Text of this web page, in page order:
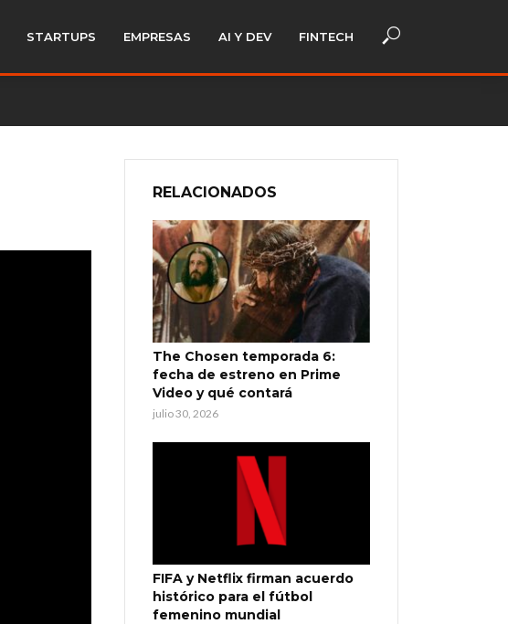
STARTUPS EMPRESAS AI Y DEV FINTECH
RELACIONADOS
The Chosen temporada 6:
fecha de estreno en Prime
Video y qué contará
julio 30, 2026
FIFA y Netflix firman acuerdo
histórico para el fútbol
femenino mundial